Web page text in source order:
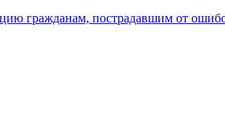
гражданам, пострадавшим от